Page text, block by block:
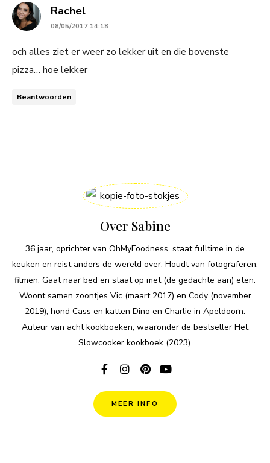
Rachelsays:
08/05/2017 14:18
och alles ziet er weer zo lekker uit en die bovenste
pizza… hoe lekker
Beantwoorden
Over Sabine
36 jaar, oprichter van OhMyFoodness, staat fulltime in de
keuken en reist anders de wereld over. Houdt van fotograferen,
filmen. Gaat naar bed en staat op met (de gedachte aan) eten.
Woont samen zoontjes Vic (maart 2017) en Cody (november
2019), hond Cass en katten Dino en Charlie in Apeldoorn.
Auteur van acht kookboeken, waaronder de bestseller Het
Slowcooker kookboek (2023).
MEER INFO